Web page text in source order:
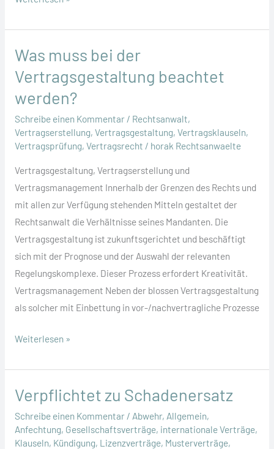
in
jedem
geregelt
werden?
Was muss bei der
Vertragsgestaltung beachtet
werden?
Schreibe einen Kommentar / Rechtsanwalt,
Vertragserstellung, Vertragsgestaltung, Vertragsklauseln,
Vertragsprüfung, Vertragsrecht / horak Rechtsanwaelte
Vertragsgestaltung, Vertragserstellung und
Vertragsmanagement Innerhalb der Grenzen des Rechts und
mit allen zur Verfügung stehenden Mitteln gestaltet der
Rechtsanwalt die Verhältnisse seines Mandanten. Die
Vertragsgestaltung ist zukunftsgerichtet und beschäftigt
sich mit der Prognose und der Auswahl der relevanten
Regelungskomplexe. Dieser Prozess erfordert Kreativität.
Vertragsmanagement Neben der blossen Vertragsgestaltung
als solcher mit Einbettung in vor-/nachvertragliche Prozesse
Was
bei
der
Vertragsgestaltung
beachtet
werden?
Weiterlesen »
Verpflichtet zu Schadenersatz
Schreibe einen Kommentar / Abwehr, Allgemein,
Anfechtung, Gesellschaftsverträge, internationale Verträge,
Klauseln, Kündigung, Lizenzverträge, Musterverträge,